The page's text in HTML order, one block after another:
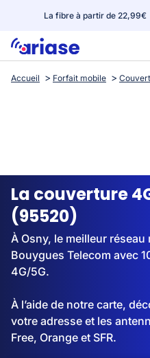
La fibre à partir de 22,99€
Box internet
Streaming
Accueil Forfait mobile
La couverture
(95520)
À Osny, le meilleur
Bouygues Telecom avec
4G/5G.
À l’aide de notre carte,
votre adresse et les
Free, Orange et SFR.